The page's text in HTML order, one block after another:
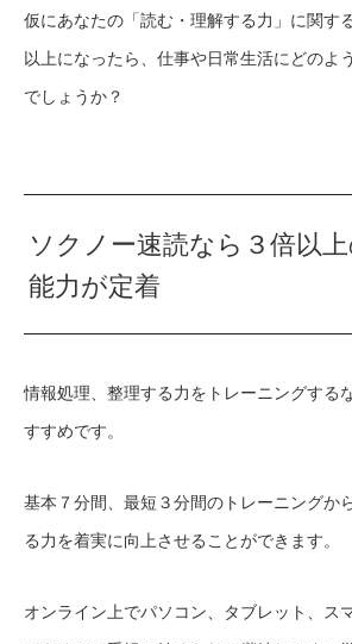
仮にあなたの「読む・理解する力」に関す
以上になったら、仕事や日常生活にどのよ
でしょうか？
ソクノー速読なら３倍以
能力が定着
情報処理、整理する力をトレーニングする
すすめです。
基本７分間、最短３分間のトレーニングか
る力を着実に向上させることができます。
オンライン上でパソコン、タブレット、ス